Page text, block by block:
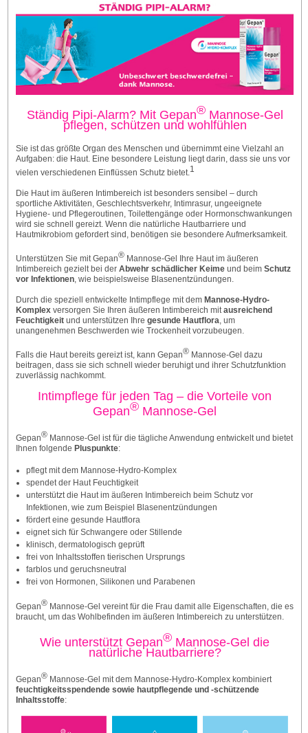
Ständig Pipi-Alarm? Mit Gepan®Mannose-Gel
pflegen, schützen und wohlfühlen
Sie ist das größte Organ des Menschen und übernimmt eine Vielzahl an
Aufgaben: die Haut. Eine besondere Leistung liegt darin, dass sie uns vor
vielen verschiedenen Einflüssen Schutz bietet. 1
Die Haut im äußeren Intimbereich ist besonders sensibel – durch
sportliche Aktivitäten, Geschlechtsverkehr, Intimrasur, ungeeignete
Hygiene- und Pflegeroutinen, Toilettengänge oder Hormonschwankungen
wird sie schnell gereizt. Wenn die natürliche Hautbarriere und
Hautmikrobiom gefordert sind, benötigen sie besondere Aufmerksamkeit.
Unterstützen Sie mit Gepan®Mannose-Gel Ihre Haut im äußeren
Intimbereich gezielt bei der Abwehr schädlicher Keimeund beim Schutz
vor Infektionen, wie beispielsweise Blasenentzündungen.
Durch die speziell entwickelte Intimpflege mit dem Mannose-Hydro-
Komplexversorgen Sie Ihren äußeren Intimbereich mit ausreichend
Feuchtigkeitund unterstützen Ihre gesunde Hautflora , um
unangenehmen Beschwerden wie Trockenheit vorzubeugen.
Falls die Haut bereits gereizt ist, kann Gepan®Mannose-Gel dazu
beitragen, dass sie sich schnell wieder beruhigt und ihrer Schutzfunktion
zuverlässig nachkommt.
Intimpflege für jeden Tag – die Vorteile von
Gepan® Mannose-Gel
Gepan®Mannose-Gel ist für die tägliche Anwendung entwickelt und bietet
Ihnen folgende Pluspunkte:
pflegt mit dem Mannose-Hydro-Komplex
spendet der Haut Feuchtigkeit
unterstützt die Haut im äußeren Intimbereich beim Schutz vor
Infektionen, wie zum Beispiel Blasenentzündungen
fördert eine gesunde Hautflora
eignet sich für Schwangere oder Stillende
klinisch, dermatologisch geprüft
frei von Inhaltsstoffen tierischen Ursprungs
farblos und geruchsneutral
frei von Hormonen, Silikonen und Parabenen
Gepan®Mannose-Gel vereint für die Frau damit alle Eigenschaften, die es
braucht, um das Wohlbefinden im äußeren Intimbereich zu unterstützen.
Wie unterstützt Gepan® Mannose-Gel die
natürliche Hautbarriere?
Gepan®Mannose-Gel mit dem Mannose-Hydro-Komplex kombiniert
feuchtigkeitsspendende sowie hautpflegende und -schützende
Inhaltsstoffe: